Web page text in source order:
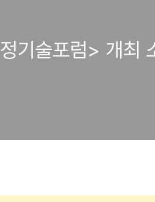
기술포럼> 개최